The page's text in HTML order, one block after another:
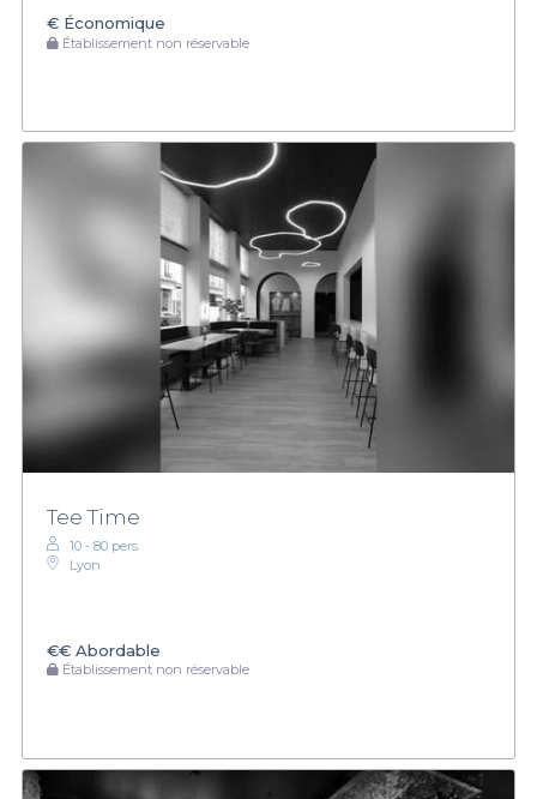
€ Économique
Établissement non réservable
Tee Time
10 - 80 pers.
Lyon
€€ Abordable
Établissement non réservable